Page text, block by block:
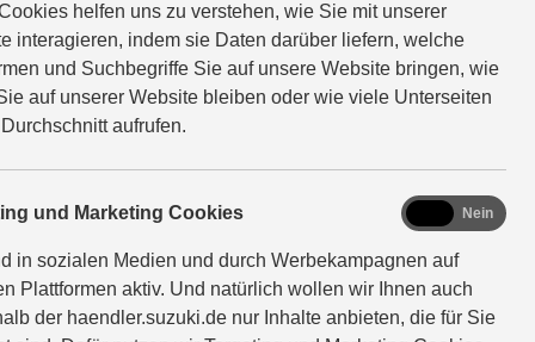
helfen uns zu verstehen, wie Sie mit unserer
interagieren, indem sie Daten darüber liefern, welche
und Suchbegriffe Sie auf unsere Website bringen, wie
auf unserer Website bleiben oder wie viele Unterseiten
aufrufen.
und Marketing Cookies
in sozialen Medien und durch Werbekampagnen auf
Plattformen aktiv. Und natürlich wollen wir Ihnen auch
der haendler.suzuki.de nur Inhalte anbieten, die für Sie
marketing
Nein